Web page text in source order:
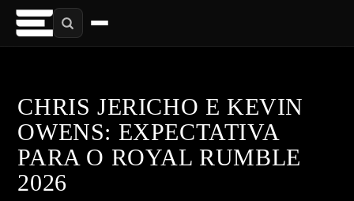
CHRIS JERICHO E KEVIN
OWENS: EXPECTATIVA
PARA O ROYAL RUMBLE
2026